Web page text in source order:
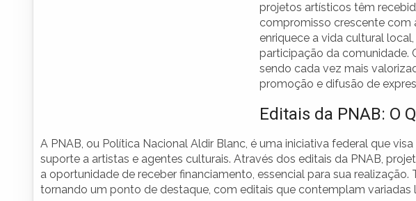
projetos artísticos têm
compromisso crescente com
enriquece a vida cultural
participação da comunidade.
sendo cada vez mais
promoção e difusão de
Editais da PNAB: O
A PNAB, ou Política Nacional Aldir Blanc, é uma iniciativa federal que
suporte a artistas e agentes culturais. Através dos editais da PNAB,
a oportunidade de receber financiamento, essencial para sua realização.
tornando um ponto de destaque, com editais que contemplam variadas